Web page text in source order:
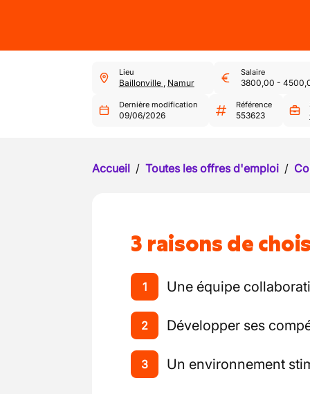
Lieu
Baillonville , Namur
Salaire
3800,00 -
Dernière modification
09/06/2026
Référence
553623
Accueil / Toutes les offres d'emploi /
3 raisons de
1 Une équipe
2 Développer ses
3 Un environnement